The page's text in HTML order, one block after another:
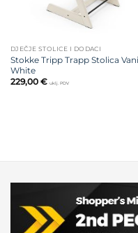
DJEČJE STOLICE I DODACI
Stokke Tripp Trapp Stolica
White
229,00 € uklj. PDV